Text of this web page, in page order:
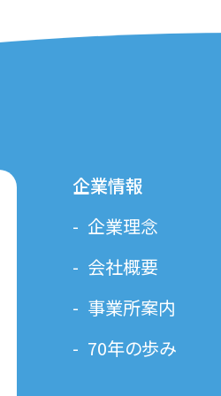
企業情報
企業理念
会社概要
事業所案内
70年の歩み